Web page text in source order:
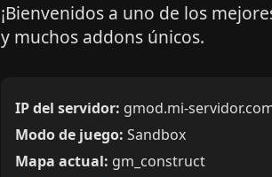
¡Bienvenidos a uno de los
y muchos addons únicos.
IP del servidor: gmod.mi-
Modo de juego: Sandbox
Mapa actual: gm_construct